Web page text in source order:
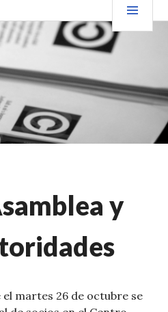
y
martes 26 de octubre se